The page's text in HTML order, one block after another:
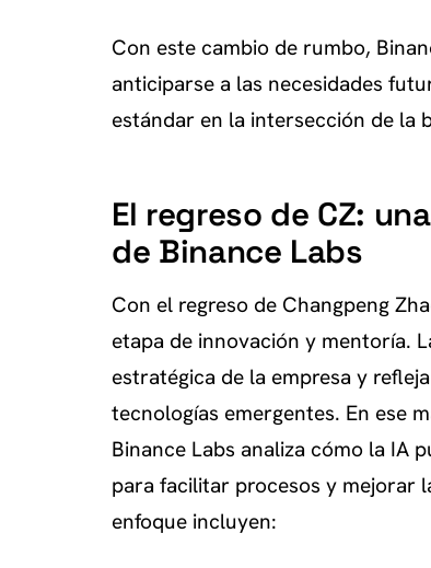
Con este cambio de rumbo,
anticiparse a las necesidades
estándar en la intersección de la
El regreso de CZ:
de Binance Labs
Con el regreso de Changpeng
etapa de innovación y mentoría.
estratégica de la empresa y
tecnologías emergentes. En ese
Binance Labs analiza cómo la IA
para facilitar procesos y mejorar
enfoque incluyen: